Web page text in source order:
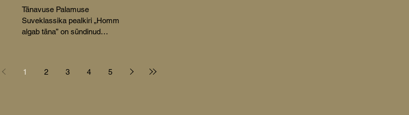
Tänavuse Palamuse
Suveklassika pealkiri „Homme
algab täna” on sündinud
muretsevad selle pärast,
1 2 3 4 5